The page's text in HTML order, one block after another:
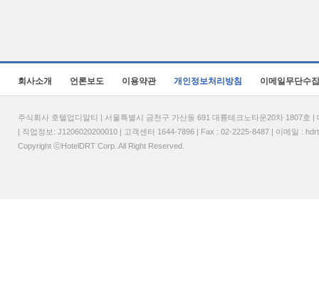
회사소개 언론보도 이용약관 개인정보처리방침 이메일무단수
주식회사 호텔업디알티 | 서울특별시 금천구 가산동 691 대륭테크노타운20차 1807
| 직업정보: J1206020200010 | 고객센터 1644-7896 | Fax : 02-2225-8487 | 이메일 :
Copyright ⓒHotelDRT Corp. All Right Reserved.